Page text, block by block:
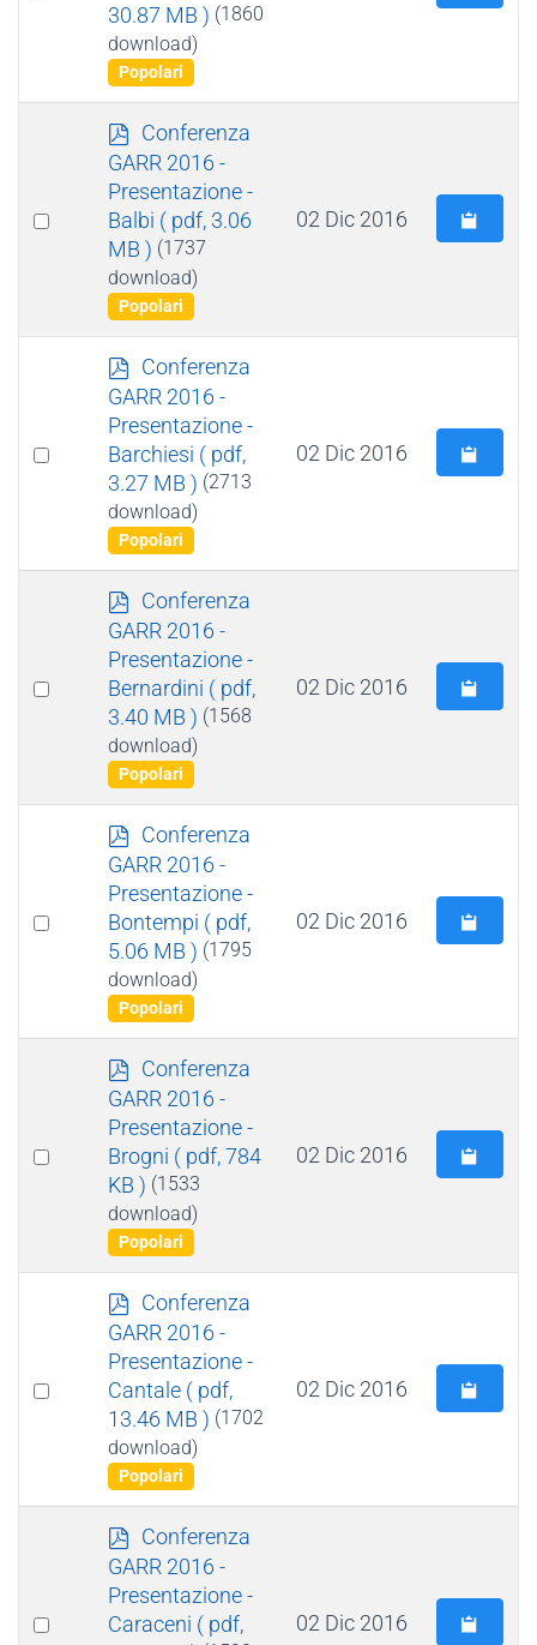
30.87 MB ) (1860
download)
Popolari
Select
p
d
f
Conferenza
GARR 2016 -
Presentazione -
Balbi ( pdf, 3.06
MB ) (1737
download)
Popolari
02 Dic 2016
Select
p
d
f
Conferenza
GARR 2016 -
Presentazione -
Barchiesi ( pdf,
3.27 MB ) (2713
download)
Popolari
02 Dic 2016
Select
p
d
f
Conferenza
GARR 2016 -
Presentazione -
Bernardini ( pdf,
3.40 MB ) (1568
download)
Popolari
02 Dic 2016
Select
p
d
f
Conferenza
GARR 2016 -
Presentazione -
Bontempi ( pdf,
5.06 MB ) (1795
download)
Popolari
02 Dic 2016
Select
p
d
f
Conferenza
GARR 2016 -
Presentazione -
Brogni ( pdf, 784
KB ) (1533
download)
Popolari
02 Dic 2016
Select
p
d
f
Conferenza
GARR 2016 -
Presentazione -
Cantale ( pdf,
13.46 MB ) (1702
download)
Popolari
02 Dic 2016
Select
p
d
f
Conferenza
GARR 2016 -
Presentazione -
Caraceni ( pdf,
02 Dic 2016